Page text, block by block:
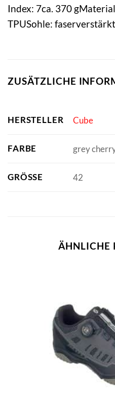
Index: 7ca. 370
TPUSohle:
ZUSÄTZLICHE
HERSTELLER Cube
FARBE grey
GRÖSSE 42
ÄHNLICHE